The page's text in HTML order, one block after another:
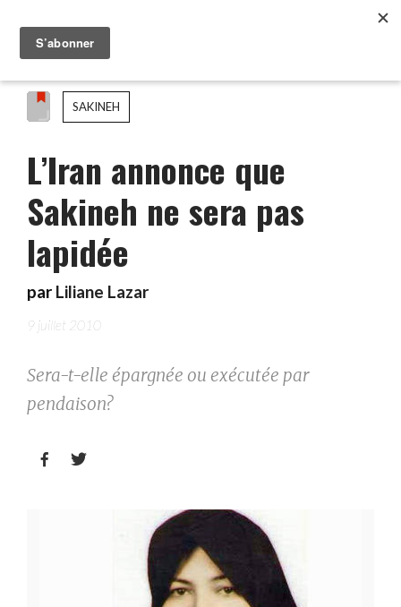
SAKINEH
L’Iran annonce que
Sakineh ne sera pas
lapidée
par Liliane Lazar
9 juillet 2010
Sera-t-elle épargnée ou exécutée par
pendaison?
 